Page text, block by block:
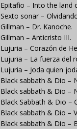
Epitafio – Into the land
Sexto sonar –
Gillman – Dr. Kanoche.
Gillman – Anticristo III.
Lujuria – Corazón de
Lujuria – La fuerza del
Lujuria – Joda quien
Black sabbath & Dio –
Black sabbath & Dio –
Black Sabbath & Dio –
Black sabbath & Dio –
Black sabbath & Dio –